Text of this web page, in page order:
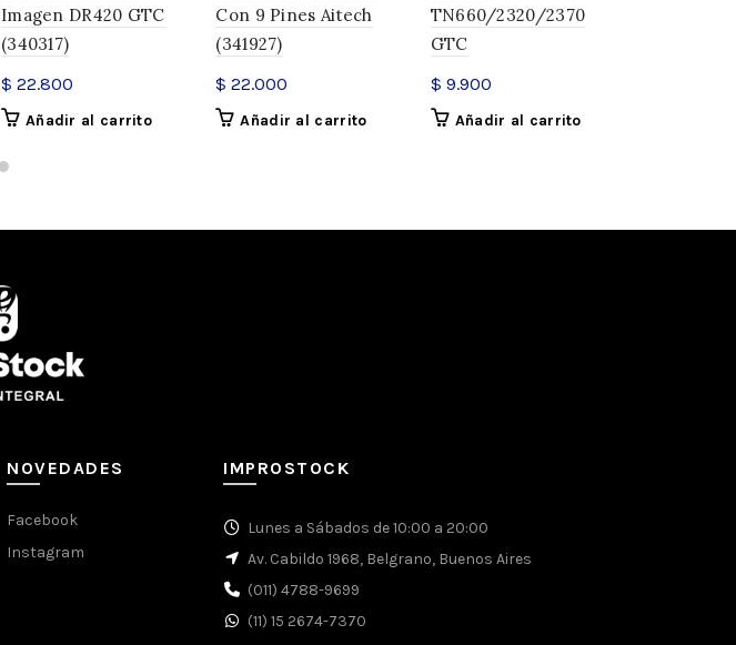
INFORMACIÓN ADICIONAL
Dimensiones 40 × 25 × 6 cm
Categorías:Computación , IBI CRAFT
Imagen DR420 GTC
(340317)
$ 22.800
Añadir al carrito
Con 9 Pines Aitech
(341927)
$ 22.000
Añadir al carrito
TN660/2320/2370
GTC
$ 9.900
Añadir al carrito
NOVEDADES
Facebook
Instagram
IMPROSTOCK
Lunes a Sábados de 10:00 a 20:00
Av. Cabildo 1968, Belgrano, Buenos Aires
(011) 4788-9699
(11) 15 2674-7370